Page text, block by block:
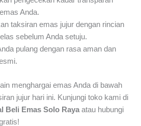
Anda.
taksiran emas jujur dengan rincian
sebelum Anda setuju.
pulang dengan rasa aman dan
menghargai emas Anda di bawah
jujur hari ini. Kunjungi toko kami di
Beli Emas Solo Raya atau hubungi